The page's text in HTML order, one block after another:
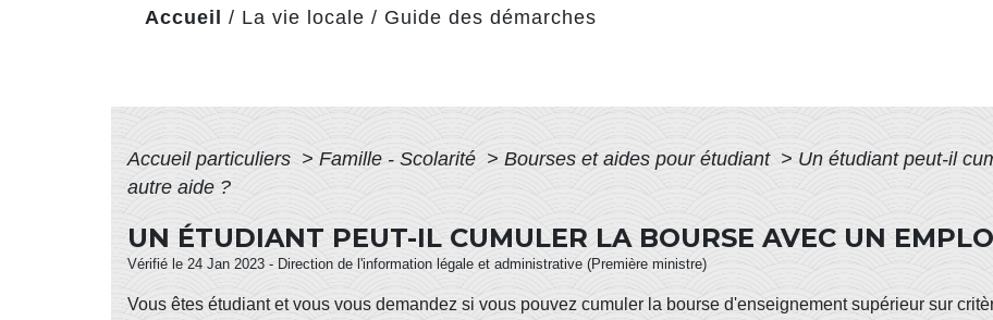
Accueil / La vie locale / Guide des démarches
Accueil particuliers > Famille - Scolarité > Bourses et aides pour étudiant > Un étudiant peut-il
autre aide ?
UN ÉTUDIANT PEUT-IL CUMULER LA BOURSE AVEC UN
Vérifié le 24 Jan 2023 - Direction de l'information légale et administrative (Première ministre)
Vous êtes étudiant et vous vous demandez si vous pouvez cumuler la bourse d'enseignement supérieur sur